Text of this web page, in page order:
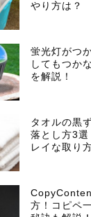
やり方は？
蛍光灯がつ
してもつか
を解説！
タオルの黒
落とし方3選
レイな取り
方！コピペ